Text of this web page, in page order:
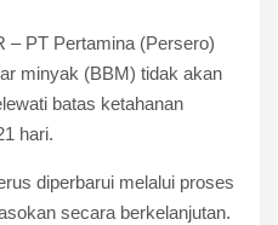
– PT Pertamina (Persero)
minyak (BBM) tidak akan
batas ketahanan
hari.
diperbarui melalui proses
secara berkelanjutan.